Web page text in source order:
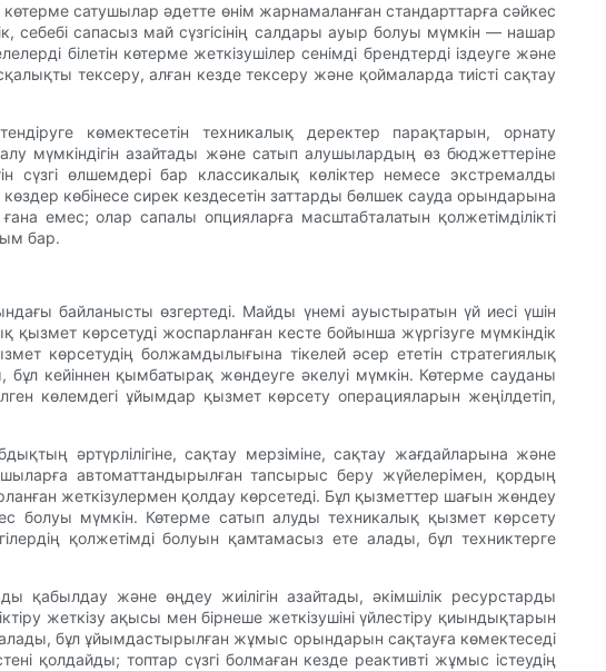
сатушылар әдетте өнім жарнамаланған стандарттарға сәйкес
сапасыз май сүзгісінің салдары ауыр болуы мүмкін — нашар
білетін көтерме жеткізушілер сенімді брендтерді іздеуге және
тексеру, алған кезде тексеру және қоймаларда тиісті сақтау
көмектесетін техникалық деректер парақтарын, орнату
мүмкіндігін азайтады және сатып алушылардың өз бюджеттеріне
сүзгі өлшемдері бар классикалық көліктер немесе экстремалды
көбінесе сирек кездесетін заттарды бөлшек сауда орындарына
емес; олар сапалы опцияларға масштабталатын қолжетімділікті
бар.
байланысты өзгертеді. Майды үнемі ауыстыратын үй иесі үшін
көрсетуді жоспарланған кесте бойынша жүргізуге мүмкіндік
көрсетудің болжамдылығына тікелей әсер ететін стратегиялық
кейіннен қымбатырақ жөндеуге әкелуі мүмкін. Көтерме сауданы
көлемдегі ұйымдар қызмет көрсету операцияларын жеңілдетіп,
әртүрлілігіне, сақтау мерзіміне, сақтау жағдайларына және
автоматтандырылған тапсырыс беру жүйелерімен, қордың
жеткізулермен қолдау көрсетеді. Бұл қызметтер шағын жөндеу
болуы мүмкін. Көтерме сатып алуды техникалық қызмет көрсету
қолжетімді болуын қамтамасыз ете алады, бұл техниктерге
және өңдеу жиілігін азайтады, әкімшілік ресурстарды
жеткізу ақысы мен бірнеше жеткізушіні үйлестіру қиындықтарын
бұл ұйымдастырылған жұмыс орындарын сақтауға көмектеседі
қолдайды; топтар сүзгі болмаған кезде реактивті жұмыс істеудің